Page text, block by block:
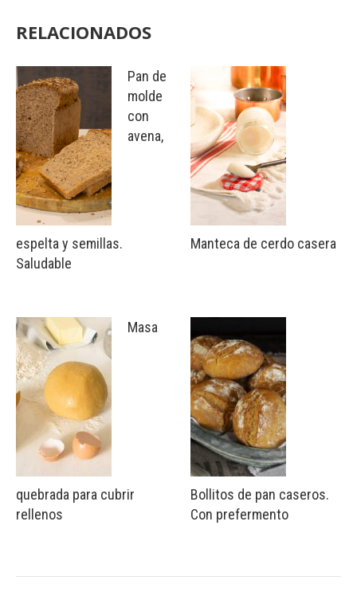
RELACIONADOS
Pan de
molde
con
avena,
espelta y semillas.
Saludable
Masa
quebrada para cubrir
rellenos
Manteca de cerdo casera
Bollitos de pan caseros.
Con prefermento